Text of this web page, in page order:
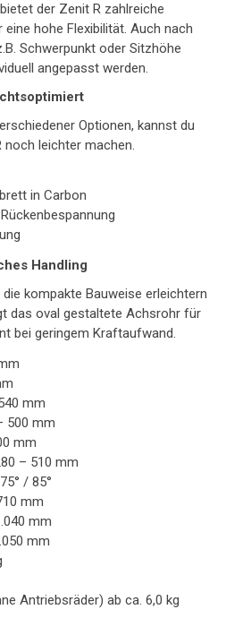
der Zenit R zahlreiche
hohe Flexibilität. Auch nach
Schwerpunkt oder Sitzhöhe
angepasst werden.
Optionen, kannst du
noch leichter machen.
in Carbon
Handling
kompakte Bauweise erleichtern
das oval gestaltete Achsrohr für
bei geringem Kraftaufwand.
mm
500 mm
mm
– 510 mm
/ 85°
mm
mm
mm
Antriebsräder) ab ca. 6,0 kg